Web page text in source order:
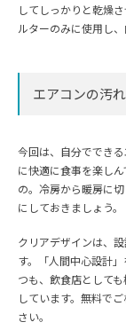
してしっかりと乾燥
ルターのみに使用し
エアコンの汚
今回は、自分ででき
に快適に食事を楽し
の。冷房から暖房に
にしておきましょう。
クリアデザインは、
す。「人間中心設計
つも、飲食店として
しています。無料で
さい。